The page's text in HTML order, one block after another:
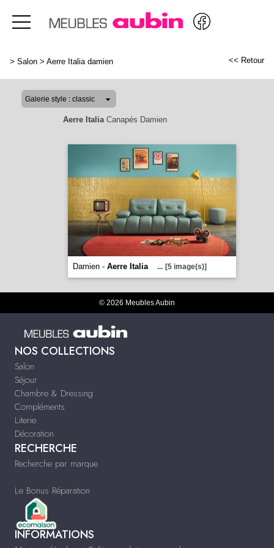
> Salon > Aerre Italia damien << Retour
Aerre ItaliaCanapés Damien
Damien - Aerre Italia ... [5 image(s)]
© 2026 Meubles Aubin
NOS COLLECTIONS
Salon
Séjour
Chambre & Dressing
Compléments
Literie
Décoration
RECHERCHE
Recherche par marque
Le Bonus Réparation
INFORMATIONS